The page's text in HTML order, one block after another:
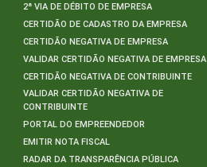
2ª VIA DE DÉBITO DE EMPRESA
CERTIDÃO DE CADASTRO DA EMPRESA
CERTIDÃO NEGATIVA DE EMPRESA
VALIDAR CERTIDÃO NEGATIVA DE EMPRESA
CERTIDÃO NEGATIVA DE CONTRIBUINTE
VALIDAR CERTIDÃO NEGATIVA DE
CONTRIBUINTE
PORTAL DO EMPREENDEDOR
EMITIR NOTA FISCAL
RADAR DA TRANSPARÊNCIA PÚBLICA